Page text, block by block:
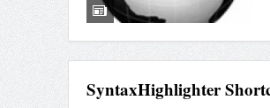
SyntaxHighlighter